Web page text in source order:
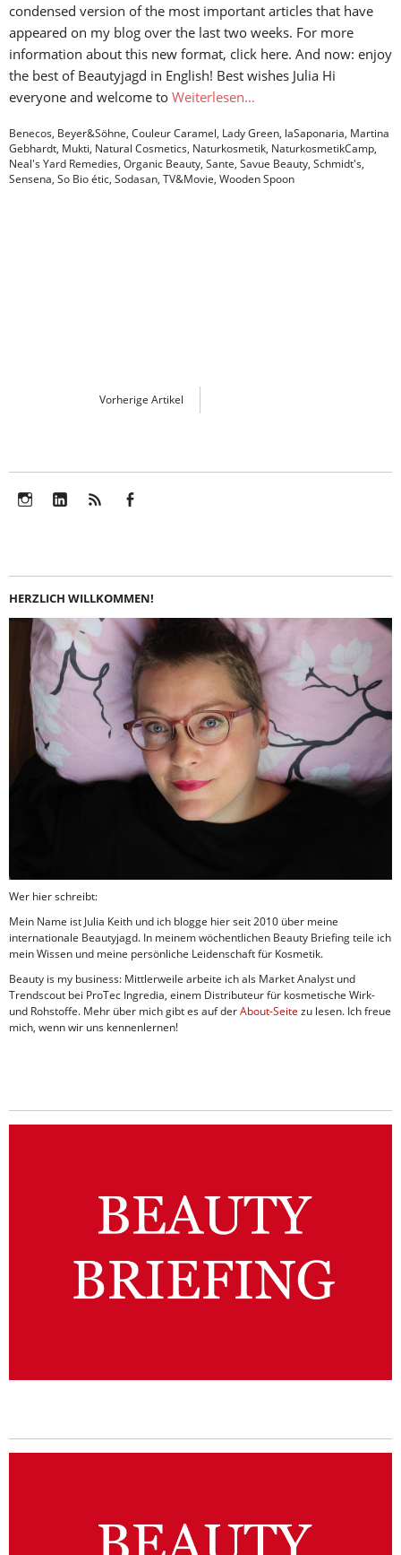
condensed version of the most important articles that have
appeared on my blog over the last two weeks. For more
information about this new format, click here. And now: enjoy
the best of Beautyjagd in English! Best wishes Julia Hi
everyone and welcome to Weiterlesen…
Benecos, Beyer&Söhne, Couleur Caramel, Lady Green, laSaponaria, Martina
Gebhardt, Mukti, Natural Cosmetics, Naturkosmetik, NaturkosmetikCamp,
Neal's Yard Remedies, Organic Beauty, Sante, Savue Beauty, Schmidt's,
Sensena, So Bio étic, Sodasan, TV&Movie, Wooden Spoon
Vorherige Artikel
HERZLICH WILLKOMMEN!
Wer hier schreibt:
Mein Name ist Julia Keith und ich blogge hier seit 2010 über meine
internationale Beautyjagd. In meinem wöchentlichen Beauty Briefing teile ich
mein Wissen und meine persönliche Leidenschaft für Kosmetik.
Beauty is my business: Mittlerweile arbeite ich als Market Analyst und
Trendscout bei ProTec Ingredia, einem Distributeur für kosmetische Wirk-
und Rohstoffe. Mehr über mich gibt es auf derAbout-Seite zu lesen. Ich freue
mich, wenn wir uns kennenlernen!